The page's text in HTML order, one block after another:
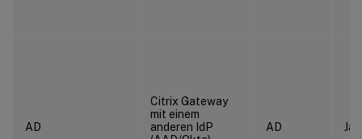
AD
Citrix Gateway
mit einem
anderen IdP
AD Ja